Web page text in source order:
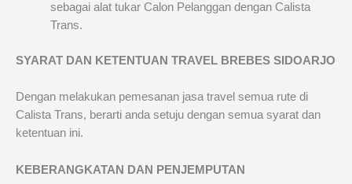
sebagai alat tukar Calon Pelanggan dengan Calista
Trans.
SYARAT DAN KETENTUAN TRAVEL BREBES SIDOARJO
Dengan melakukan pemesanan jasa travel semua rute di
Calista Trans, berarti anda setuju dengan semua syarat dan
ketentuan ini.
KEBERANGKATAN DAN PENJEMPUTAN